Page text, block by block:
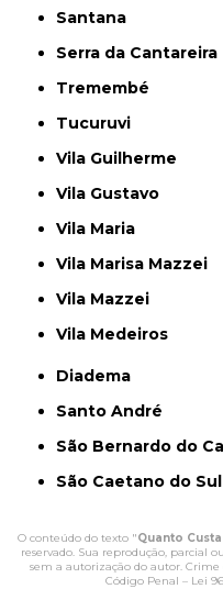
Santana
Serra da Cantareira
Tremembé
Tucuruvi
Vila Guilherme
Vila Gustavo
Vila Maria
Vila Marisa Mazzei
Vila Mazzei
Vila Medeiros
Diadema
Santo André
São Bernardo do
São Caetano do Sul
O conteúdo do texto "Quanto
reservado. Sua reprodução, parcial
sem a autorização do autor.
Código Penal – Lei